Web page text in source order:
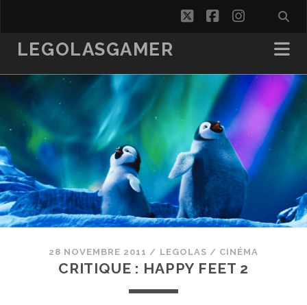
twitterfacebook
LEGOLASGAMER
28 NOVEMBRE 2011 / LEGOLAS / CINÉMA
CRITIQUE : HAPPY FEET 2